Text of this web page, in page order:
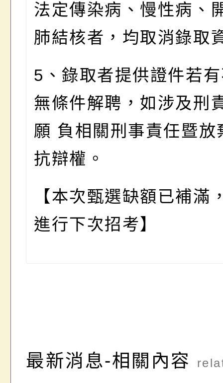
法定傳染病、慢性病、
肺結核者，均取消錄取
5、錄取者提供證件若
無條件解聘，如涉及刑
願 負相關刑事責任暨放
抗辯權。
【本次甄選缺額已補滿
進行下次招考】
最新消息-相關內容